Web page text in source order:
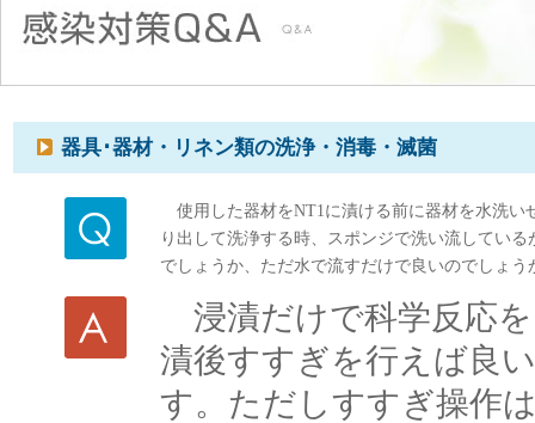
器具･器材・リネン類の洗浄・消毒・滅菌
使用した器材をNT1に漬ける前に器材を水洗い
り出して洗浄する時、スポンジで洗い流してい
でしょうか、ただ水で流すだけで良いのでしょう
浸漬だけで科学反応
漬後すすぎを行えば良
す。ただしすすぎ操作